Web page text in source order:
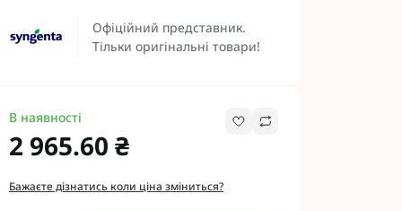
ЮА
Офіційний представник.
Тільки оригінальні товари!
В наявності
2 965.60 ₴
Бажаєте дізнатись коли ціна зміниться?